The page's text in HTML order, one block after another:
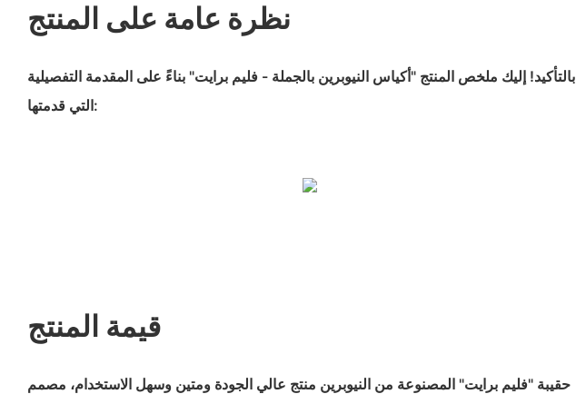
نظرة عامة على المنتج
بالتأكيد! إليك ملخص المنتج "أكياس النيوبرين بالجملة - فليم برايت" بناءً على المقدمة التفصيلية
التي قدمتها:
قيمة المنتج
حقيبة "فليم برايت" المصنوعة من النيوبرين منتج عالي الجودة ومتين وسهل الاستخدام، مصمم